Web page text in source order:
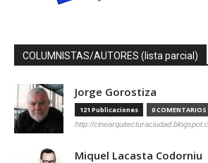
COLUMNISTAS/AUTORES (lista parcial)
Jorge Gorostiza
121 Publicaciones 0 COMENTARIOS
http://
Miquel Lacasta Codorniu